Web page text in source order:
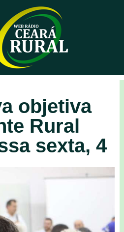
objetiva
Rural
sexta, 4